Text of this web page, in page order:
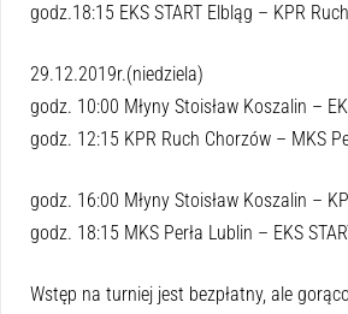
godz.18:15 EKS START Elbląg – KPR
29.12.2019r.(niedziela)
godz. 10:00 Młyny Stoisław Koszalin –
godz. 12:15 KPR Ruch Chorzów – MKS
godz. 16:00 Młyny Stoisław Koszalin –
godz. 18:15 MKS Perła Lublin – EKS
Wstęp na turniej jest bezpłatny, ale